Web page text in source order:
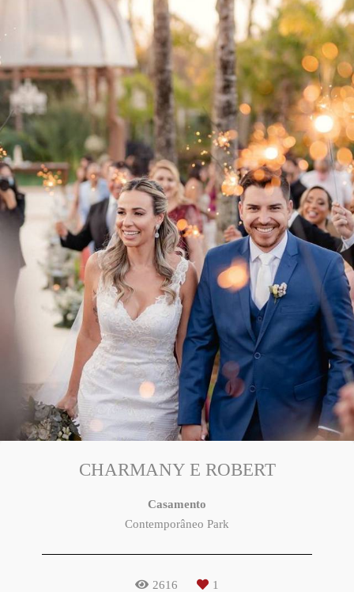
CHARMANY E ROBERT
Casamento
Contemporâneo Park
2616 1